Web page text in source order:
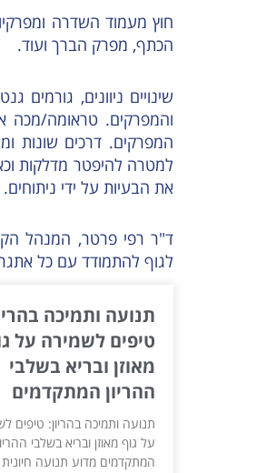
חוץ מעמוד השדרה
הכתף, מפרק הברך ועוד.
שינויים ניוונים,
והמפרקים. טראומה/מכה
המפרקים. דרכים שונות
למטרה להיפטר מדלקות
את הבעיות על ידי ניתוחים.
ד"ר רפי פרטר, המנהל
לגוף להתמודד עם כל
תנועה ותמיכה
טיפים לשמירה על
מאוזן ובריא בשלבי
ההריון המתקדמים
תנועה ותמיכה בהריון: טיפים
על גוף מאוזן ובריא בשלבי
המתקדמים מדוע תנועה חיונית